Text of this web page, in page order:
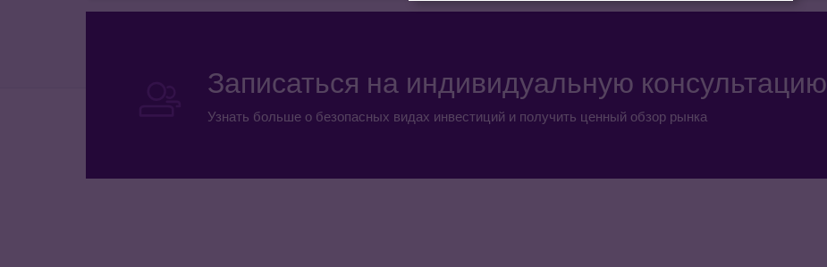
Записаться на индивидуальную консультацию
Узнать больше о безопасных видах инвестиций и получить ценный обзор рынка